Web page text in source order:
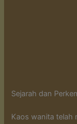
Sejarah dan
Kaos wanita telah